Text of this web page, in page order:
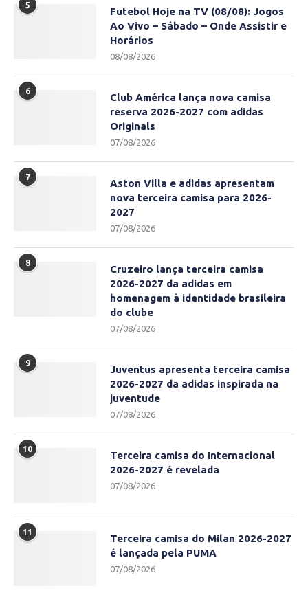
5
Futebol Hoje na TV (08/08): Jogos
Ao Vivo – Sábado – Onde Assistir e
Horários
08/08/2026
6
Club América lança nova camisa
reserva 2026-2027 com adidas
Originals
07/08/2026
7
Aston Villa e adidas apresentam
nova terceira camisa para 2026-
2027
07/08/2026
8
Cruzeiro lança terceira camisa
2026-2027 da adidas em
homenagem à identidade brasileira
do clube
07/08/2026
9
Juventus apresenta terceira camisa
2026-2027 da adidas inspirada na
juventude
07/08/2026
10
Terceira camisa do Internacional
2026-2027 é revelada
07/08/2026
11
Terceira camisa do Milan 2026-2027
é lançada pela PUMA
07/08/2026